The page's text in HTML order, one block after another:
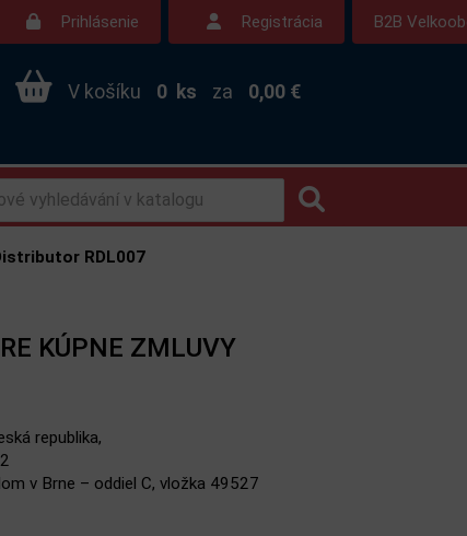
Prihlásenie Registrácia B2B
V košíku 0 ks za 0,00 €
RDL007
KÚPNE ZMLUVY
republika,
v Brne – oddiel C, vložka 49527